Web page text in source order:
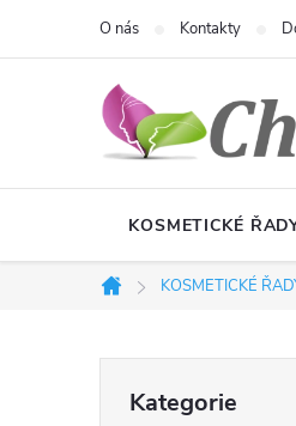
O nás Kontakty
KOSMETICKÉ
Domů
KOSMETICKÉ
kategorie
Kategorie